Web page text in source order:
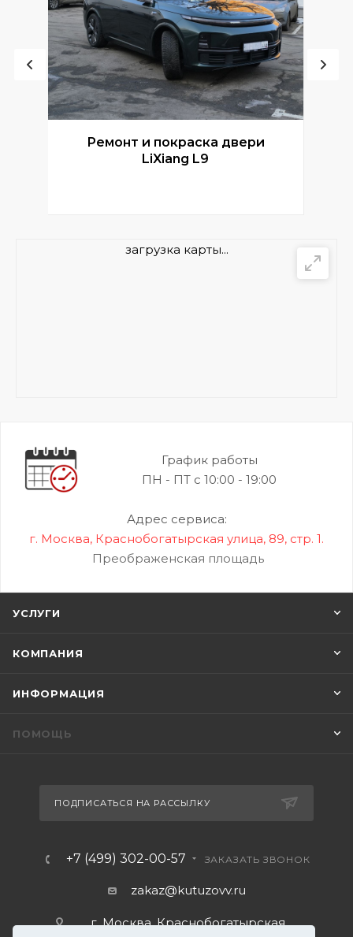
Ремонт и покраска двери
LiXiang L9
загрузка карты...
График работы
ПН - ПТ с 10:00 - 19:00
Адрес сервиса:
г. Москва, Краснобогатырская улица, 89, стр. 1.
Преображенская площадь
УСЛУГИ
КОМПАНИЯ
ИНФОРМАЦИЯ
ПОМОЩЬ
ПОДПИСАТЬСЯ НА РАССЫЛКУ
+7 (499) 302-00-57 ЗАКАЗАТЬ ЗВОНОК
zakaz@kutuzovv.ru
г. Москва, Краснобогатырская